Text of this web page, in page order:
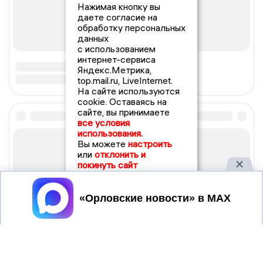
Нажимая кнопку вы
даете согласие на
обработку персональных
данных
с использованием
интернет-сервиса
Яндекс.Метрика,
top.mail.ru, LiveInternet.
На сайте используются
cookie. Оставаясь на
сайте, вы принимаете
все условия
использования.
Вы можете настроить
или отклонить и
покинуть сайт
Принять